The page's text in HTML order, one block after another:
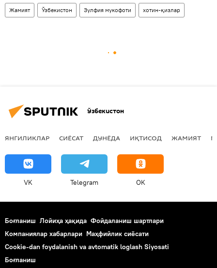
Жамият Ўзбекистон Зулфия мукофоти хотин-қизлар
Ўзбекистон
ЯНГИЛИКЛАР СИЁСАТ ДУНЁДА ИҚТИСОД ЖАМИЯТ
VK Telegram OK
Боғланиш Лойиҳа ҳақида Фойдаланиш шартлари
Компаниялар хабарлари Маҳфийлик сиёсати
Cookie-dan foydalanish va avtomatik loglash Siyosati
Боғланиш